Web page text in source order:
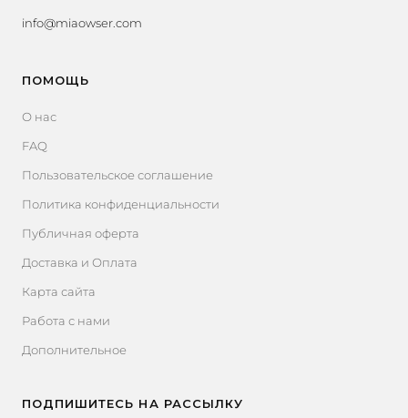
info@miaowser.com
ПОМОЩЬ
О нас
FAQ
Пользовательское соглашение
Политика конфиденциальности
Публичная оферта
Доставка и Оплата
Карта сайта
Работа с нами
Дополнительное
ПОДПИШИТЕСЬ НА РАССЫЛКУ